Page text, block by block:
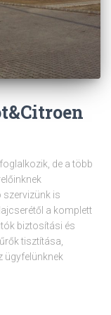
de a több
is
a komplett
biztosítási és
tisztítása,
ügyfelünknek